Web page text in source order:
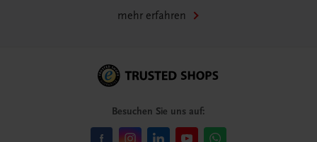
mehr erfahren
Besuchen Sie uns auf: